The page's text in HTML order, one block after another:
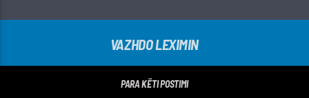
VAZHDO LEXIMIN
PARA KËTI POSTIMI